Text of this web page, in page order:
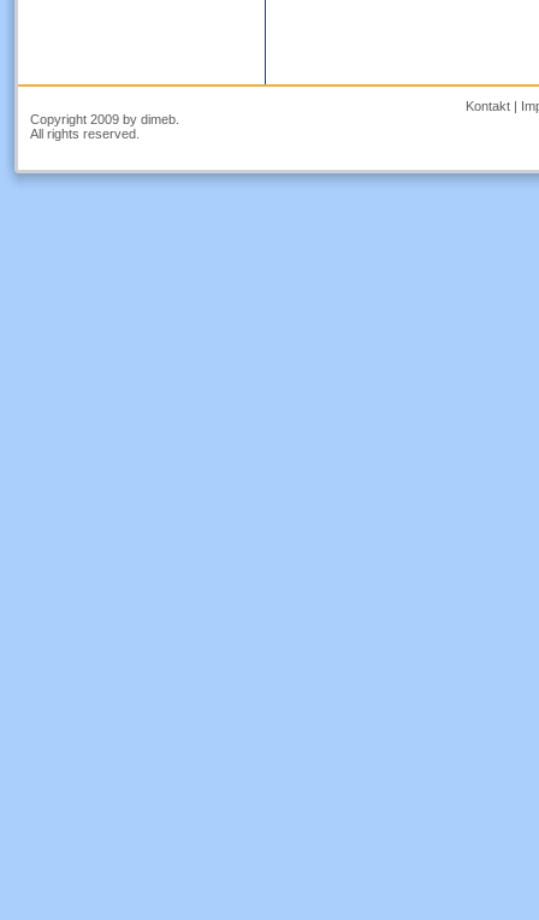
Copyright 2009 by dimeb.
All rights reserved.
Kontakt |